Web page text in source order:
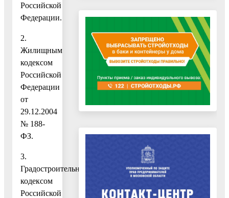
Российской
Федерации.
2.
Жилищным
кодексом
Российской
Федерации
от
29.12.2004
№ 188-
ФЗ.
3.
Градостроительным
кодексом
Российской